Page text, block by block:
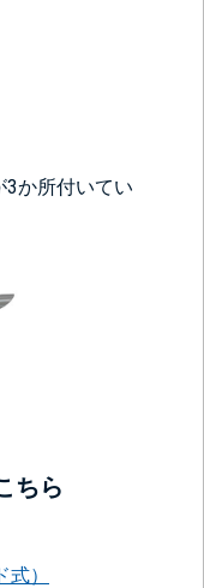
3か所付いてい
ちら
）